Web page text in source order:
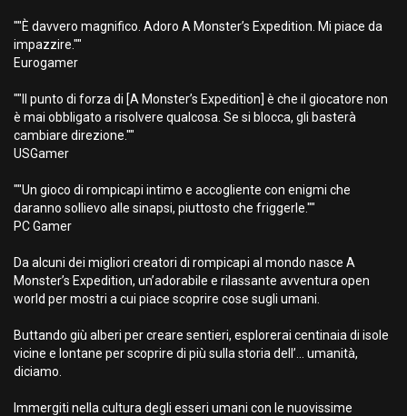
""È davvero magnifico. Adoro A Monster’s Expedition. Mi piace da
impazzire.""
Eurogamer
""Il punto di forza di [A Monster’s Expedition] è che il giocatore non
è mai obbligato a risolvere qualcosa. Se si blocca, gli basterà
cambiare direzione.""
USGamer
""Un gioco di rompicapi intimo e accogliente con enigmi che
daranno sollievo alle sinapsi, piuttosto che friggerle.""
PC Gamer
Da alcuni dei migliori creatori di rompicapi al mondo nasce A
Monster’s Expedition, un’adorabile e rilassante avventura open
world per mostri a cui piace scoprire cose sugli umani.
Buttando giù alberi per creare sentieri, esplorerai centinaia di isole
vicine e lontane per scoprire di più sulla storia dell’... umanità,
diciamo.
Immergiti nella cultura degli esseri umani con le nuovissime